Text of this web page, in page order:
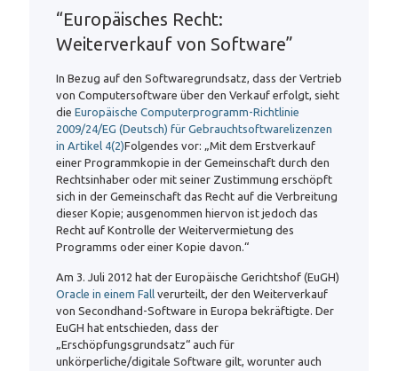
“Europäisches Recht:
Weiterverkauf von Software”
In Bezug auf den Softwaregrundsatz, dass der Vertrieb
von Computersoftware über den Verkauf erfolgt, sieht
die Europäische Computerprogramm-Richtlinie
2009/24/EG (Deutsch) für Gebrauchtsoftwarelizenzen
in Artikel 4(2)Folgendes vor: „Mit dem Erstverkauf
einer Programmkopie in der Gemeinschaft durch den
Rechtsinhaber oder mit seiner Zustimmung erschöpft
sich in der Gemeinschaft das Recht auf die Verbreitung
dieser Kopie; ausgenommen hiervon ist jedoch das
Recht auf Kontrolle der Weitervermietung des
Programms oder einer Kopie davon.“
Am 3. Juli 2012 hat der Europäische Gerichtshof (EuGH)
Oracle in einem Fall verurteilt, der den Weiterverkauf
von Secondhand-Software in Europa bekräftigte. Der
EuGH hat entschieden, dass der
„Erschöpfungsgrundsatz“ auch für
unkörperliche/digitale Software gilt, worunter auch